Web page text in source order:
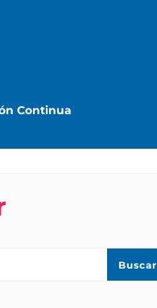
Continua
Buscar